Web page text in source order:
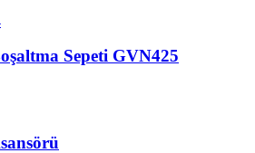
Sepeti GVN425